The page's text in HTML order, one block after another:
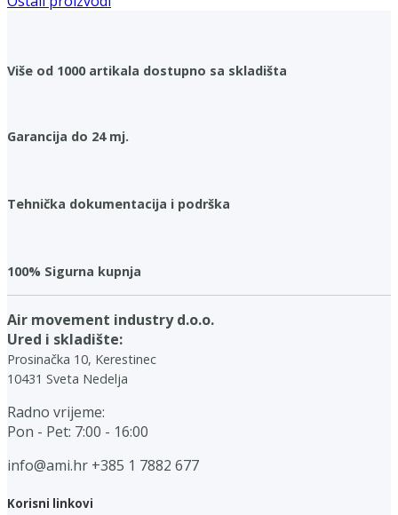
Više od 1000 artikala dostupno sa skladišta
Garancija do 24 mj.
Tehnička dokumentacija i podrška
100% Sigurna kupnja
Air movement industry d.o.o.
Ured i skladište:
Prosinačka 10, Kerestinec
10431 Sveta Nedelja
Radno vrijeme:
Pon - Pet: 7:00 - 16:00
info@ami.hr +385 1 7882 677
Korisni linkovi